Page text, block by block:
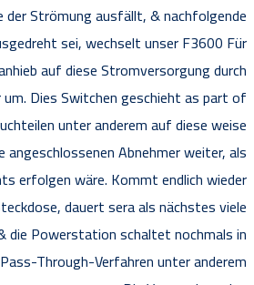
der Strömung ausfällt, & nachfolgende
sei, wechselt unser F3600 Für
auf diese Stromversorgung durch
Dies Switchen geschieht as part of
unter anderem auf diese weise
angeschlossenen Abnehmer weiter, als
erfolgen wäre. Kommt endlich wieder
dauert sera als nächstes viele
die Powerstation schaltet nochmals in
Through-Verfahren unter anderem